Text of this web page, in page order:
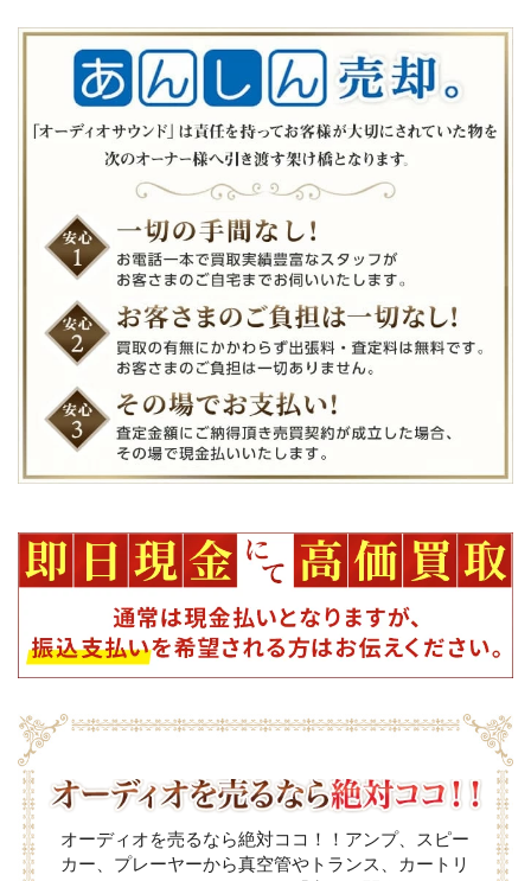
オーディオを売るなら絶対ココ！！アンプ、スピー
カー、プレーヤーから真空管やトランス、カートリ